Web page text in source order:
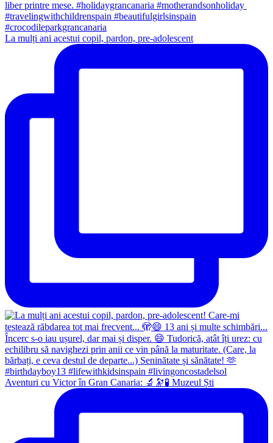
La mulți ani acestui copil, pardon, pre-adolescent
Aventuri cu Victor în Gran Canaria: 🔬🔭🧪 Muzeul Ști